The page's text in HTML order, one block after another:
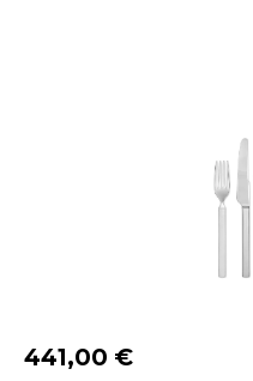
Regulärer Preis:
441,00 €